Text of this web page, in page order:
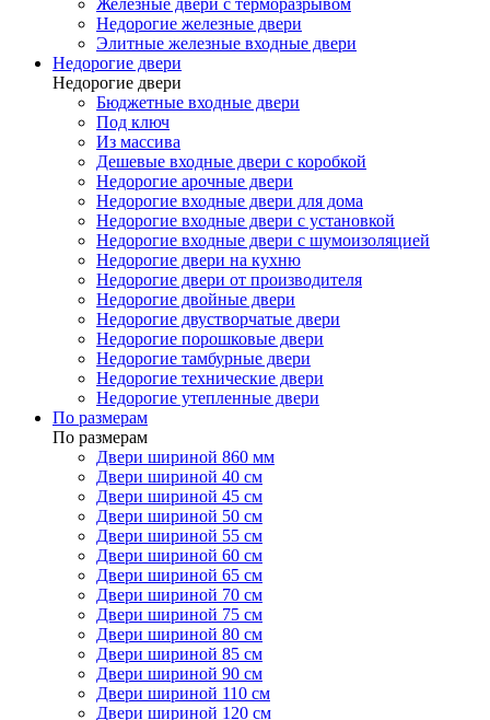
Железные двери с терморазрывом
Недорогие железные двери
Элитные железные входные двери
Недорогие двери
Недорогие двери
Бюджетные входные двери
Под ключ
Из массива
Дешевые входные двери с коробкой
Недорогие арочные двери
Недорогие входные двери для дома
Недорогие входные двери с установкой
Недорогие входные двери с шумоизоляцией
Недорогие двери на кухню
Недорогие двери от производителя
Недорогие двойные двери
Недорогие двустворчатые двери
Недорогие порошковые двери
Недорогие тамбурные двери
Недорогие технические двери
Недорогие утепленные двери
По размерам
По размерам
Двери шириной 860 мм
Двери шириной 40 см
Двери шириной 45 см
Двери шириной 50 см
Двери шириной 55 см
Двери шириной 60 см
Двери шириной 65 см
Двери шириной 70 см
Двери шириной 75 см
Двери шириной 80 см
Двери шириной 85 см
Двери шириной 90 см
Двери шириной 110 см
Двери шириной 120 см